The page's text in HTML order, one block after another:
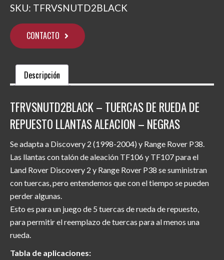
SKU: TFRVSNUTD2BLACK
CONTACTO
Descripción
TFRVSNUTD2BLACK – TUERCAS DE RUEDA DE
REPUESTO LLANTAS ALEACION – NEGRAS
Se adapta a Discovery 2 (1998-2004) y Range Rover P38.
Las llantas con talón de aleación TF106 y TF107 para el
Land Rover Discovery 2 y Range Rover P38 se suministran
con tuercas, pero entendemos que con el tiempo se pueden
perder algunas.
Esto es para un juego de 5 tuercas de rueda de repuesto,
para permitir el reemplazo de tuercas para al menos una
rueda.
Tabla de aplicaciones: